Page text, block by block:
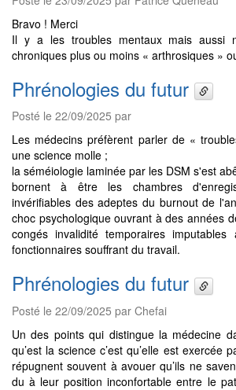
Bravo ! Merci
Il y a les troubles mentaux mais aussi
chroniques plus ou moins « arthrosiques »
Phrénologies du futur
Posté le 22/09/2025 par
Les médecins préfèrent parler de «
une science molle ;
la séméiologie laminée par les DSM s'est
bornent à être les chambres
invérifiables des adeptes du burnout de
choc psychologique ouvrant à des années
congés invalidité temporaires
fonctionnaires souffrant du travail.
Phrénologies du futur
Posté le 22/09/2025 par Chefai
Un des points qui distingue la médecine
qu’est la science c’est qu’elle est exercée
répugnent souvent à avouer qu’ils ne
du à leur position inconfortable entre le